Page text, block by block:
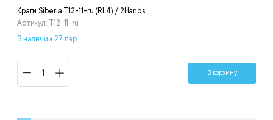
Краги Siberia T12-11-ru (RL4) / 2Hands
Артикул: T12-11-ru
В наличии 27 пар
В корзину